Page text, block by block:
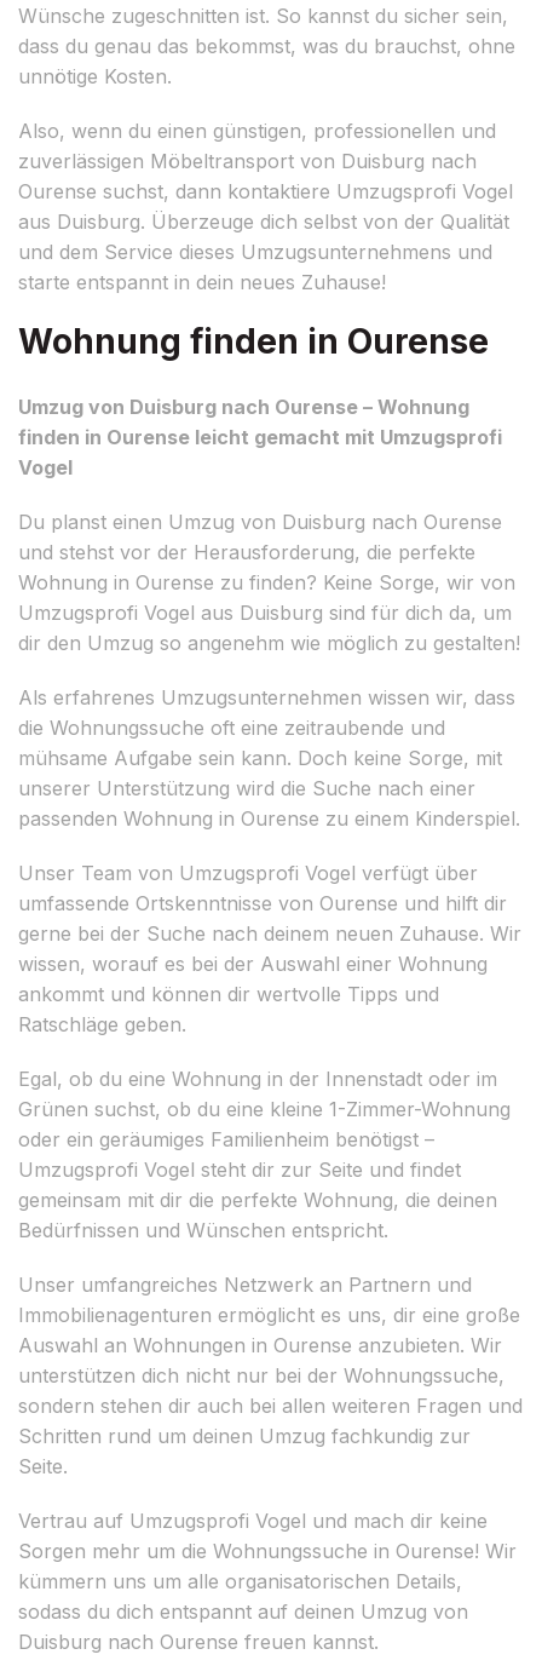
Wünsche zugeschnitten ist. So kannst du sicher sein,
dass du genau das bekommst, was du brauchst, ohne
unnötige Kosten.
Also, wenn du einen günstigen, professionellen und
zuverlässigen Möbeltransport von Duisburg nach
Ourense suchst, dann kontaktiere Umzugsprofi Vogel
aus Duisburg. Überzeuge dich selbst von der Qualität
und dem Service dieses Umzugsunternehmens und
starte entspannt in dein neues Zuhause!
Wohnung finden in Ourense
Umzug von Duisburg nach Ourense – Wohnung
finden in Ourense leicht gemacht mit Umzugsprofi
Vogel
Du planst einen Umzug von Duisburg nach Ourense
und stehst vor der Herausforderung, die perfekte
Wohnung in Ourense zu finden? Keine Sorge, wir von
Umzugsprofi Vogel aus Duisburg sind für dich da, um
dir den Umzug so angenehm wie möglich zu gestalten!
Als erfahrenes Umzugsunternehmen wissen wir, dass
die Wohnungssuche oft eine zeitraubende und
mühsame Aufgabe sein kann. Doch keine Sorge, mit
unserer Unterstützung wird die Suche nach einer
passenden Wohnung in Ourense zu einem Kinderspiel.
Unser Team von Umzugsprofi Vogel verfügt über
umfassende Ortskenntnisse von Ourense und hilft dir
gerne bei der Suche nach deinem neuen Zuhause. Wir
wissen, worauf es bei der Auswahl einer Wohnung
ankommt und können dir wertvolle Tipps und
Ratschläge geben.
Egal, ob du eine Wohnung in der Innenstadt oder im
Grünen suchst, ob du eine kleine 1-Zimmer-Wohnung
oder ein geräumiges Familienheim benötigst –
Umzugsprofi Vogel steht dir zur Seite und findet
gemeinsam mit dir die perfekte Wohnung, die deinen
Bedürfnissen und Wünschen entspricht.
Unser umfangreiches Netzwerk an Partnern und
Immobilienagenturen ermöglicht es uns, dir eine große
Auswahl an Wohnungen in Ourense anzubieten. Wir
unterstützen dich nicht nur bei der Wohnungssuche,
sondern stehen dir auch bei allen weiteren Fragen und
Schritten rund um deinen Umzug fachkundig zur
Seite.
Vertrau auf Umzugsprofi Vogel und mach dir keine
Sorgen mehr um die Wohnungssuche in Ourense! Wir
kümmern uns um alle organisatorischen Details,
sodass du dich entspannt auf deinen Umzug von
Duisburg nach Ourense freuen kannst.